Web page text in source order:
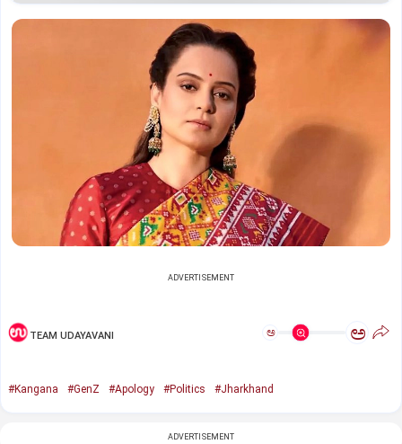
ADVERTISEMENT
TEAM UDAYAVANI ಅ ಅ
#Kangana #GenZ #Apology #Politics #Jharkhand
ADVERTISEMENT